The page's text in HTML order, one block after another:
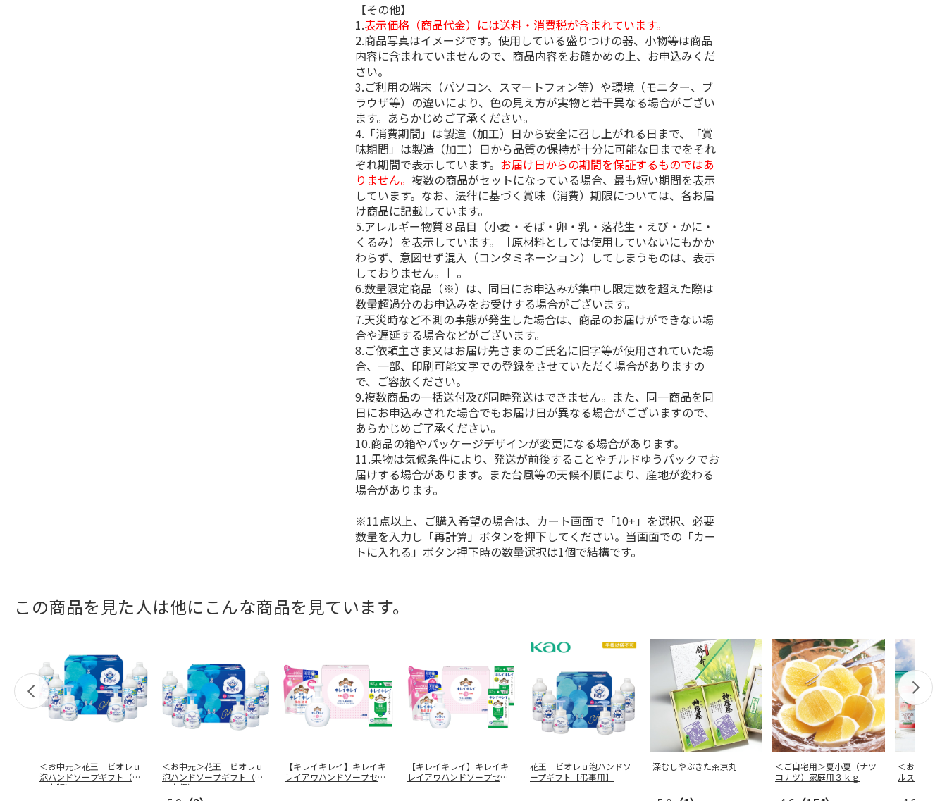
【その他】
1.表示価格（商品代金）には送料・消費税が含まれています。
2.商品写真はイメージです。使用している盛りつけの器、小物等は商品
内容に含まれていませんので、商品内容をお確かめの上、お申込みくだ
さい。
3.ご利用の端末（パソコン、スマートフォン等）や環境（モニター、ブ
ラウザ等）の違いにより、色の見え方が実物と若干異なる場合がござい
ます。あらかじめご了承ください。
4.「消費期間」は製造（加工）日から安全に召し上がれる日まで、「賞
味期間」は製造（加工）日から品質の保持が十分に可能な日までをそれ
ぞれ期間で表示しています。 お届け日からの期間を保証するものではあ
りません。複数の商品がセットになっている場合、最も短い期間を表示
しています。なお、法律に基づく賞味（消費）期限については、各お届
け商品に記載しています。
5.アレルギー物質８品目（小麦・そば・卵・乳・落花生・えび・かに・
くるみ）を表示しています。［原材料としては使用していないにもかか
わらず、意図せず混入（コンタミネーション）してしまうものは、表示
しておりません。］。
6.数量限定商品（※）は、同日にお申込みが集中し限定数を超えた際は
数量超過分のお申込みをお受けする場合がございます。
7.天災時など不測の事態が発生した場合は、商品のお届けができない場
合や遅延する場合などがございます。
8.ご依頼主さま又はお届け先さまのご氏名に旧字等が使用されていた場
合、一部、印刷可能文字での登録をさせていただく場合がありますの
で、ご容赦ください。
9.複数商品の一括送付及び同時発送はできません。また、同一商品を同
日にお申込みされた場合でもお届け日が異なる場合がございますので、
あらかじめご了承ください。
10.商品の箱やパッケージデザインが変更になる場合があります。
11.果物は気候条件により、発送が前後することやチルドゆうパックでお
届けする場合があります。また台風等の天候不順により、産地が変わる
場合があります。
※11点以上、ご購入希望の場合は、カート画面で「10+」を選択、必要
数量を入力し「再計算」ボタンを押下してください。当画面での「カー
トに入れる」ボタン押下時の数量選択は1個で結構です。
この商品を見た人は他にこんな商品を見ています。
＜お中元＞花王 ビオレｕ
泡ハンドソープギフト（西
日本版）
＜お中元＞花王 ビオレｕ
泡ハンドソープギフト（東
日本版）
【キレイキレイ】キレイキ
レイアワハンドソープセツ
【キレイキレイ】キレイキ
レイアワハンドソープセツ
花王 ビオレｕ泡ハンドソ
ープギフト【弔事用】
深むしやぶきた茶京丸
＜ご自宅用＞夏小夏（ナツ
コナツ）家庭用３ｋｇ
＜お中元＞
ルスターズ